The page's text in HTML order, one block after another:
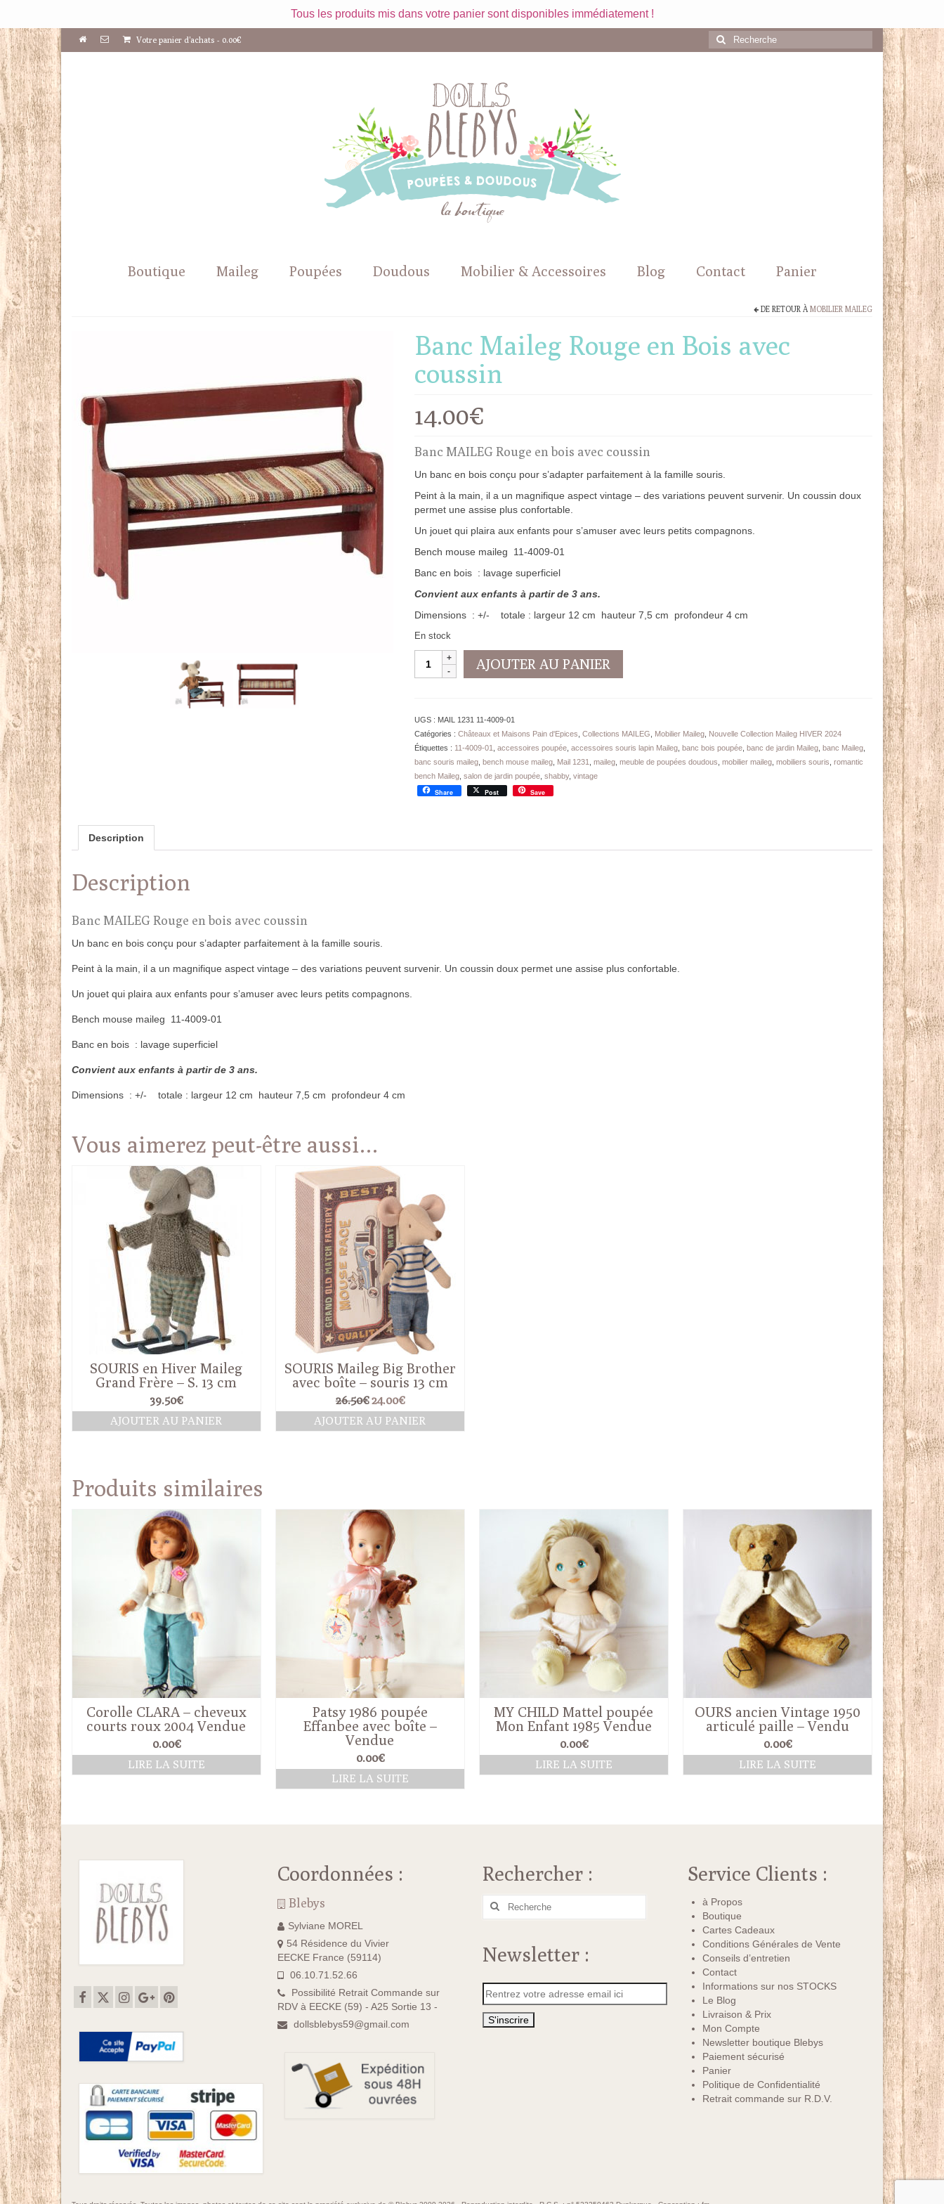
Tous les produits mis dans votre panier sont disponibles immédiatement !
Votre panier d'achats - 0.00€
Rechercher
:
Boutique Maileg Poupées Doudous Mobilier & Accessoires Blog Contact Panier
DE RETOUR À MOBILIER MAILEG
Banc Maileg Rouge en Bois avec
coussin
14.00€
Banc MAILEG Rouge en bois avec coussin
Un banc en bois conçu pour s’adapter parfaitement à la famille souris.
Peint à la main, il a un magnifique aspect vintage – des variations peuvent survenir. Un coussin doux
permet une assise plus confortable.
Un jouet qui plaira aux enfants pour s’amuser avec leurs petits compagnons.
Bench mouse maileg 11-4009-01
Banc en bois : lavage superficiel
Convient aux enfants à partir de 3 ans.
Dimensions : +/- totale : largeur 12 cm hauteur 7,5 cm profondeur 4 cm
En stock
quantité
Bois
avec
AJOUTER AU PANIER
UGS : MAIL 1231 11-4009-01
Catégories : Châteaux et Maisons Pain d'Epices Collections MAILEG Mobilier Maileg, Nouvelle Collection Maileg HIVER 2024
Étiquettes : 11-4009-01 accessoires poupée, accessoires souris lapin Maileg, banc bois poupée, banc de jardin Maileg, banc Maileg,
banc souris maileg, bench mouse maileg, Mail 1231 maileg, meuble de poupées doudous mobilier maileg, mobiliers souris romantic
bench Maileg, salon de jardin poupée, shabby, vintage
Share Post Save
Description
Description
Banc MAILEG Rouge en bois avec coussin
Un banc en bois conçu pour s’adapter parfaitement à la famille souris.
Peint à la main, il a un magnifique aspect vintage – des variations peuvent survenir. Un coussin doux permet une assise plus confortable.
Un jouet qui plaira aux enfants pour s’amuser avec leurs petits compagnons.
Bench mouse maileg 11-4009-01
Banc en bois : lavage superficiel
Convient aux enfants à partir de 3 ans.
Dimensions : +/- totale : largeur 12 cm hauteur 7,5 cm profondeur 4 cm
Vous aimerez peut-être aussi…
SOURIS en Hiver Maileg
Grand Frère – S. 13 cm
39.50€
AJOUTER AU PANIER
SOURIS Maileg Big Brother
avec boîte – souris 13 cm
26.50€ Le
prix
initial
24.00€Le
prix
actuel
AJOUTER AU PANIER
Produits similaires
Corolle CLARA – cheveux
courts roux 2004 Vendue
0.00€
LIRE LA SUITE
Patsy 1986 poupée
Effanbee avec boîte –
Vendue
0.00€
LIRE LA SUITE
MY CHILD Mattel poupée
Mon Enfant 1985 Vendue
0.00€
LIRE LA SUITE
OURS ancien Vintage 1950
articulé paille – Vendu
0.00€
LIRE LA SUITE
Coordonnées :
Blebys
Sylviane MOREL
54 Résidence du Vivier
EECKE France (59114)
06.10.71.52.66
Possibilité Retrait Commande sur
RDV à EECKE (59) - A25 Sortie 13 -
dollsblebys59@gmail.com
Rechercher :
Rechercher
Newsletter :
Service Clients :
à Propos
Boutique
Cartes Cadeaux
Conditions Générales de Vente
Conseils d’entretien
Contact
Informations sur nos STOCKS
Le Blog
Livraison & Prix
Mon Compte
Newsletter boutique Blebys
Paiement sécurisé
Panier
Politique de Confidentialité
Retrait commande sur R.D.V.